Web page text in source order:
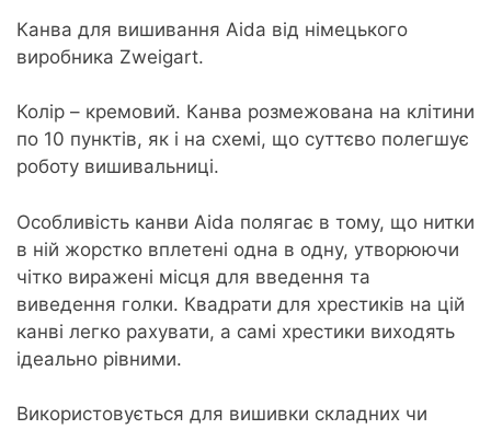
Канва для вишивання Aida від німецького
виробника Zweigart.
Колір – кремовий. Канва розмежована на клітини
по 10 пунктів, як і на схемі, що суттєво полегшує
роботу вишивальниці.
Особливість канви Aida полягає в тому, що нитки
в ній жорстко вплетені одна в одну, утворюючи
чітко виражені місця для введення та
виведення голки. Квадрати для хрестиків на цій
канві легко рахувати, а самі хрестики виходять
ідеально рівними.
Використовується для вишивки складних чи